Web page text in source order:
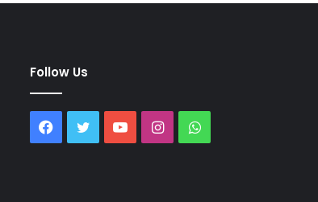
Follow Us
Facebook
TwitterYouTubeInstagramWhatsApp